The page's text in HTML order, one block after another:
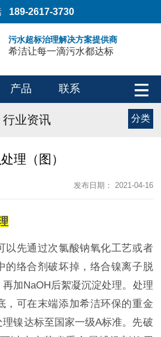
189-2617-3730
污水超标治理解决方案提供商
希洁让每一滴污水都达标
产品 联系
行业资讯 分类
理（图）
发布日期： 2021-04-16
以先通过次氯酸钠氧化工艺或者
的络合剂破坏掉，络合镍离子脱
加NaOH后絮凝沉淀处理。处理
，可在末端添加希洁环保的重金
镍达标至国家一级A标准。先破